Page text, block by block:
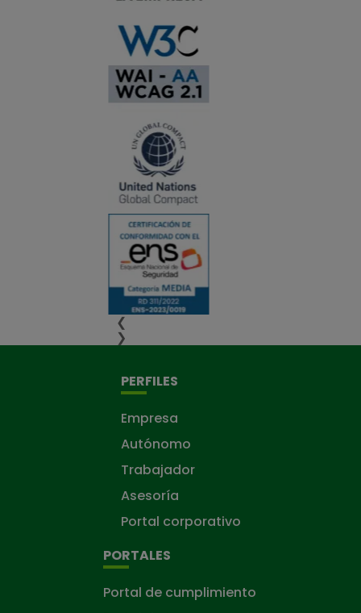
❮
❯
PERFILES
Empresa
Autónomo
Trabajador
Asesoría
Portal corporativo
PORTALES
Portal de cumplimiento